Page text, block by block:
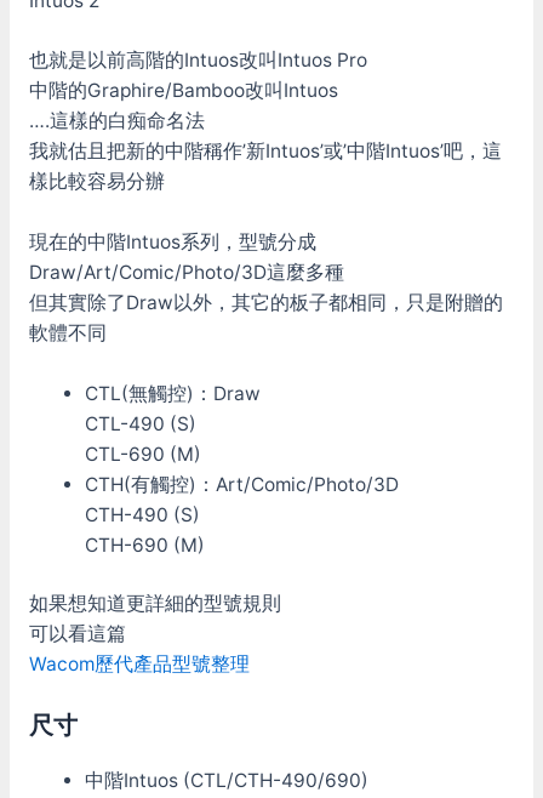
也就是以前高階的Intuos改叫Intuos Pro
中階的Graphire/Bamboo改叫Intuos
….這樣的白痴命名法
我就估且把新的中階稱作’新Intuos’或’中階Intuos’吧，這
樣比較容易分辦
現在的中階Intuos系列，型號分成
Draw/Art/Comic/Photo/3D這麼多種
但其實除了Draw以外，其它的板子都相同，只是附贈的
軟體不同
CTL(無觸控)：Draw
CTL-490 (S)
CTL-690 (M)
CTH(有觸控)：Art/Comic/Photo/3D
CTH-490 (S)
CTH-690 (M)
如果想知道更詳細的型號規則
可以看這篇
Wacom歷代產品型號整理
尺寸
中階Intuos (CTL/CTH-490/690)